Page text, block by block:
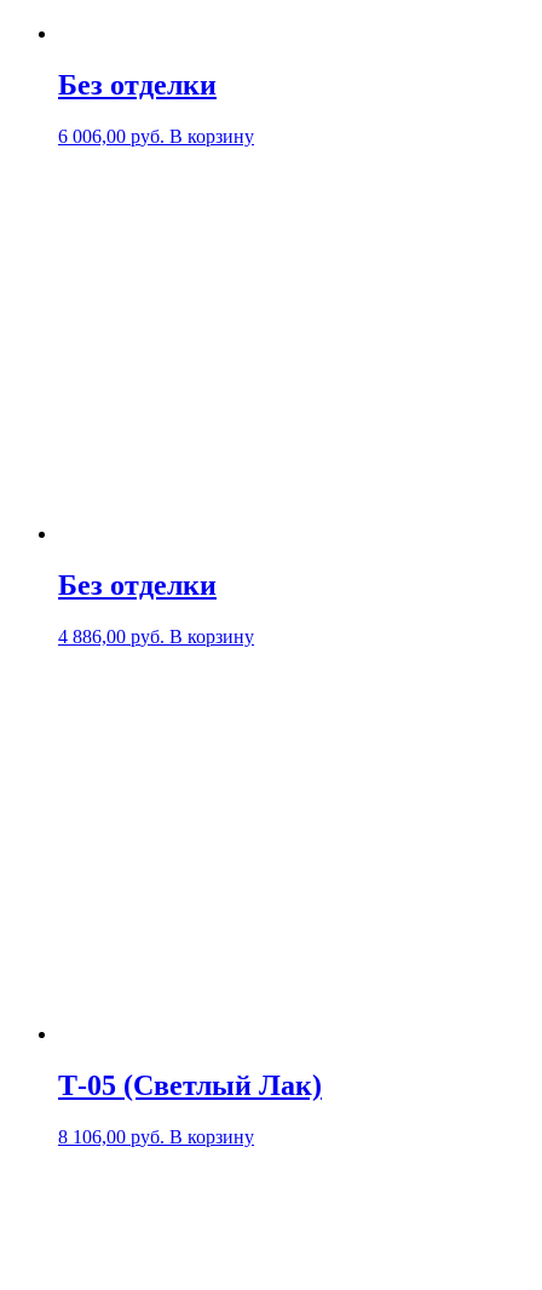
Без отделки
6 006,00 руб. В корзину
Без отделки
4 886,00 руб. В корзину
Т-05 (Светлый Лак)
8 106,00 руб. В корзину